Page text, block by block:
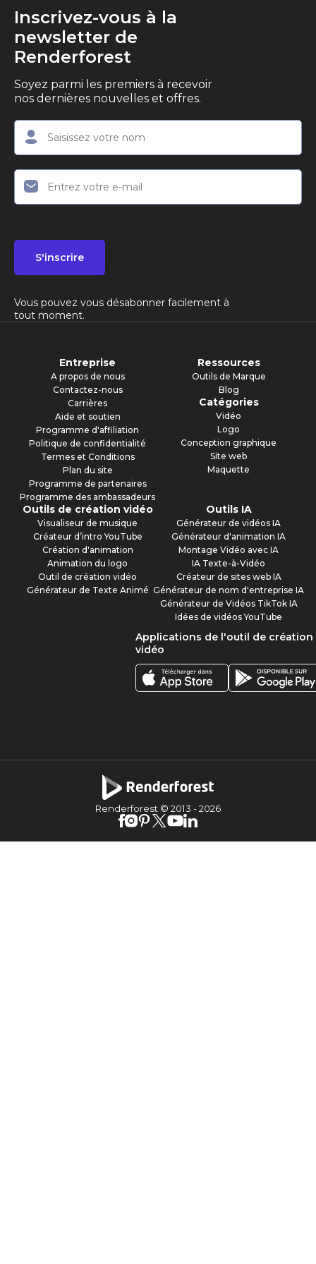
Inscrivez-vous à la
newsletter de
Renderforest
Soyez parmi les premiers à recevoir
nos dernières nouvelles et offres.
S'inscrire
Vous pouvez vous désabonner facilement à
tout moment.
Entreprise
A propos de nous
Contactez-nous
Carrières
Aide et soutien
Programme d'affiliation
Politique de confidentialité
Termes et Conditions
Plan du site
Programme de partenaires
Programme des ambassadeurs
Ressources
Outils de Marque
Blog
Catégories
Vidéo
Logo
Conception graphique
Site web
Maquette
Outils de création vidéo
Visualiseur de musique
Créateur d’intro YouTube
Création d'animation
Animation du logo
Outil de création vidéo
Générateur de Texte Animé
Outils IA
Générateur de vidéos IA
Générateur d'animation IA
Montage Vidéo avec IA
IA Texte-à-Vidéo
Créateur de sites web IA
Générateur de nom d'entreprise IA
Générateur de Vidéos TikTok IA
Idées de vidéos YouTube
Applications de l'outil de création
vidéo
Renderforest © 2013 -2026